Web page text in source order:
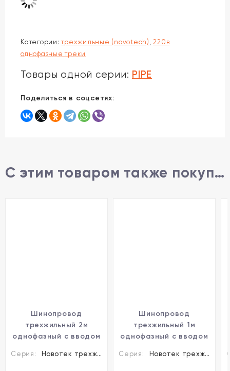
Категории:трехжильные (novotech) ,220в
однофазные треки
Товары одной серии: PIPE
Поделиться в соцсетях:
С этим товаром также покупают
Шинопровод
трехжильный 2м
однофазный с вводом
Novotech 135002
Серия: Новотек трехжильные шинопроводы и аксессуары
Шинопровод
трехжильный 1м
однофазный с вводом
Novotech 135000
Серия: Новотек трехжильные шинопроводы и аксессуары